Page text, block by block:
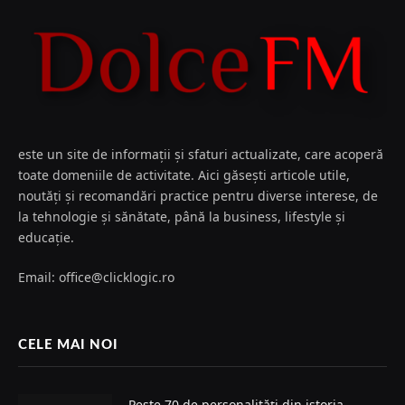
este un site de informații și sfaturi actualizate, care acoperă
toate domeniile de activitate. Aici găsești articole utile,
noutăți și recomandări practice pentru diverse interese, de
la tehnologie și sănătate, până la business, lifestyle și
educație.
Email: office@clicklogic.ro
CELE MAI NOI